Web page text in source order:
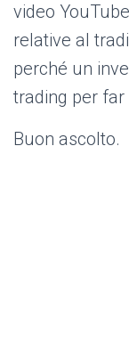
video
relative al
perché un
trading per
Buon ascolto.